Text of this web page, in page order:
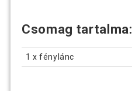
Csomag tartalma:
1 x fénylánc